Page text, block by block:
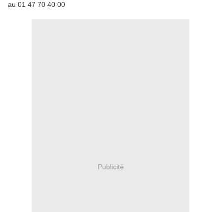
au 01 47 70 40 00
Publicité